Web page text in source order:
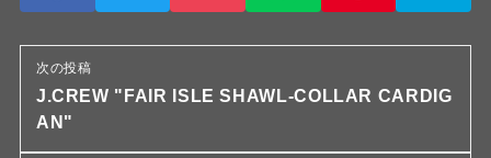
次の投稿
J.CREW "FAIR ISLE SHAWL-COLLAR CARDIG
AN"